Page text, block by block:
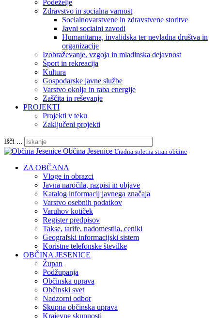
Podeželje
Zdravstvo in socialna varnost
Socialnovarstvene in zdravstvene storitve
Javni socialni zavodi
Humanitarna, invalidska ter nevladna društva in
organizacije
Izobraževanje, vzgoja in mladinska dejavnost
Šport in rekreacija
Kultura
Gospodarske javne službe
Varstvo okolja in raba energije
Zaščita in reševanje
PROJEKTI
Projekti v teku
Zaključeni projekti
Išči ...
Občina Jesenice Uradna spletna stran občine
ZA OBČANA
Vloge in obrazci
Javna naročila, razpisi in objave
Katalog informacij javnega značaja
Varstvo osebnih podatkov
Varuhov kotiček
Register predpisov
Takse, tarife, nadomestila, ceniki
Geografski informacijski sistem
Koristne telefonske številke
OBČINA JESENICE
Župan
Podžupanja
Občinska uprava
Občinski svet
Nadzorni odbor
Skupna občinska uprava
Krajevne skupnosti